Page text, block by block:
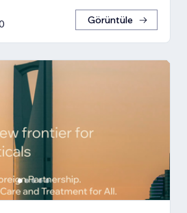
Görüntüle